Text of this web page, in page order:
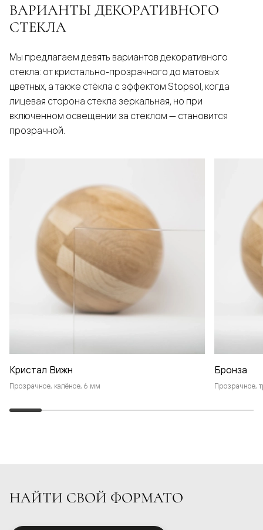
ВАРИАНТЫ ДЕКОРАТИВНОГО
СТЕКЛА
Мы предлагаем девять вариантов декоративного
стекла: от кристально-прозрачного до матовых
цветных, а также стёкла с эффектом Stopsol, когда
лицевая сторона стекла зеркальная, но при
включенном освещении за стеклом — становится
прозрачной.
Кристал Вижн
Прозрачное, калёное, 6 мм
Бронза
Прозрачное,
НАЙТИ СВОЙ ФОРМАТО